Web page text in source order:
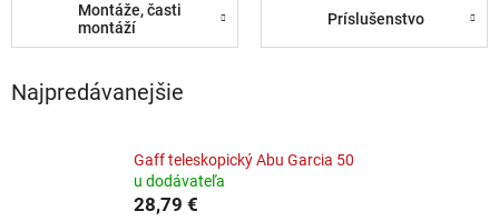
Montáže, časti
montáží
Príslušenstvo
Najpredávanejšie
Gaff teleskopický Abu Garcia 50
u dodávateľa
28,79 €